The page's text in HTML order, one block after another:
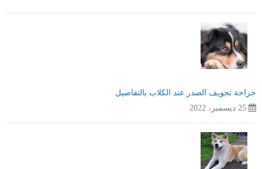
جراحة تجويف الصدر عند الكلاب بالتفاصيل
25 ديسمبر، 2022